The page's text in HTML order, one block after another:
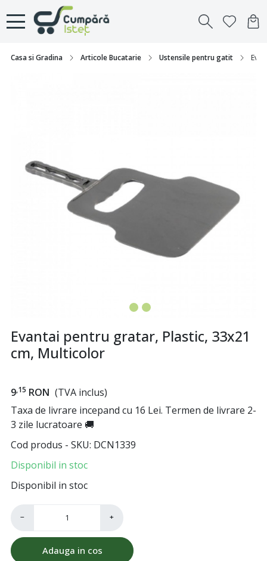
Casa si Gradina Articole Bucatarie Ustensile pentru gatit
Evantai pentru gratar, Plastic, 33x21
cm, Multicolor
9,15 RON (TVA inclus)
Taxa de livrare incepand cu 16 Lei. Termen de livrare 2-
3 zile lucratoare 🚚
Cod produs - SKU DCN1339
Disponibil in stoc
Disponibil in stoc
− +
Adauga in cos